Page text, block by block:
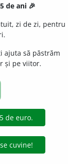
de ani 🎉
zi de zi, pentru
ajuta să păstrăm
și pe viitor.